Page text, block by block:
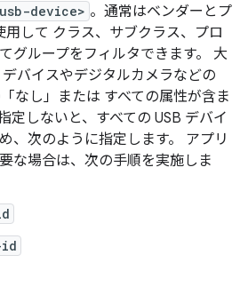
device> 。通常はベンダーとプ
用して クラス、サブクラス、プロ
グループをフィルタできます。 大
バイスやデジタルカメラなどの
なし」または すべての属性が含ま
定しないと、すべての USB デバイ
、次のように指定します。 アプリ
な場合は、次の手順を実施しま